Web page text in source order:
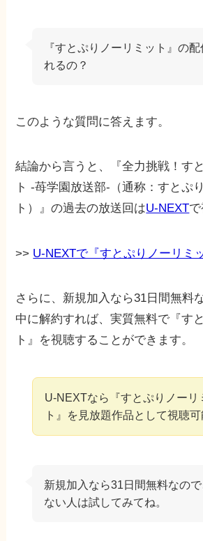
『すとぷりノーリミット』の
れるの？
このような質問に答えます。
結論から言うと、『全力挑戦！す
ト -苺学園放送部-（通称：すとぷ
ト）』の過去の放送回はU-NEXTで
>> U-NEXTで『すとぷりノーリミ
さらに、新規加入なら31日間無料
中に解約すれば、実質無料で『す
ト』を視聴することができます。
U-NEXTなら『すとぷりノーリ
ト』を見放題作品として視聴可
新規加入なら31日間無料なの
ない人は試してみてね。